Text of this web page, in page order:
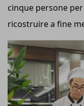
cinque persone
ricostruire a fine